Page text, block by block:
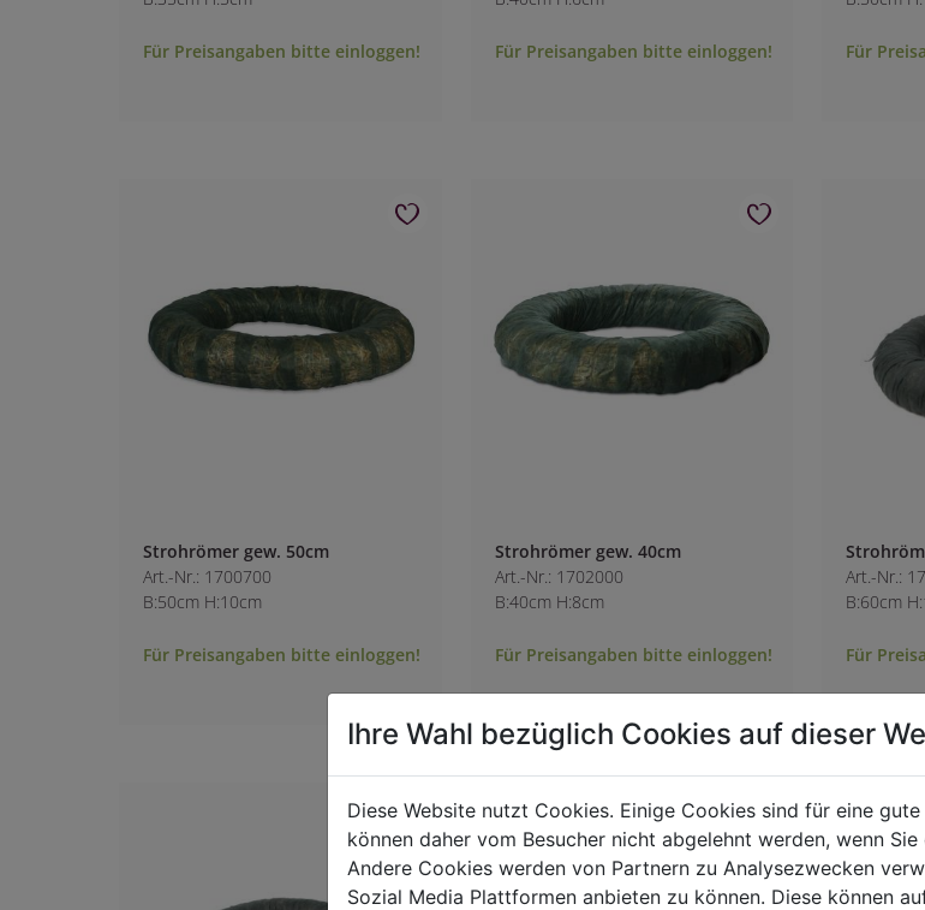
Für Preisangaben bitte einloggen! Für Preisangaben bitte einloggen! Für
Strohrömer gew. 50cm
Art.-Nr.: 1700700
B:50cm H:10cm
Für Preisangaben bitte einloggen!
Strohrömer gew. 40cm
Art.-Nr.: 1702000
B:40cm H:8cm
Für Preisangaben bitte einloggen!
Art.-Nr.:
B:60cm
Für
Ihre Wahl bezüglich Cookies auf dieser
Diese Website nutzt Cookies. Einige Cookies sind für eine
können daher vom Besucher nicht abgelehnt werden, wenn
Andere Cookies werden von Partnern zu Analysezwecken
Sozial Media Plattformen anbieten zu können. Diese können